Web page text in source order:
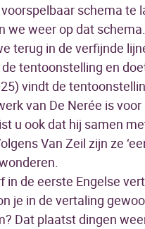
schema te
we weer op dat schema.
terug in de verfijnde
tentoonstelling en
vindt de
van De Nerée is voor
u ook dat hij samen
Van Zeil zijn ze
de eerste Engelse
je in de vertaling
Dat plaatst dingen